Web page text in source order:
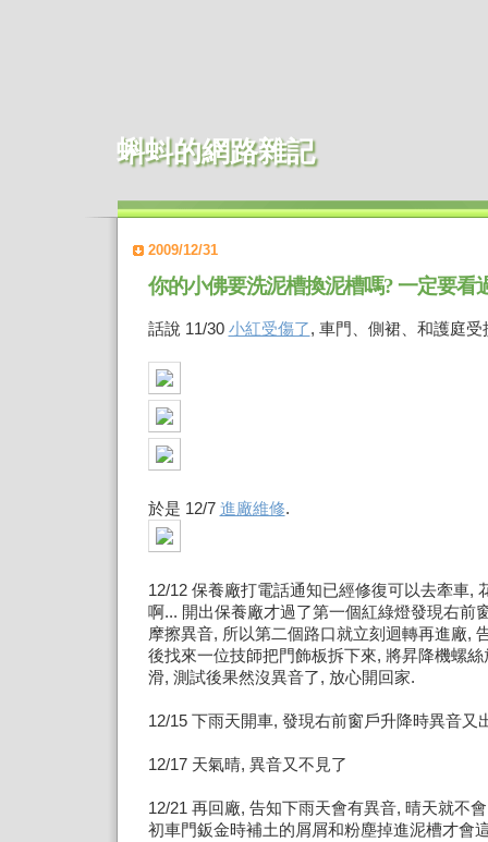
蝌蚪的網路雜記
2009/12/31
你的小佛要洗泥槽換泥槽嗎? 一定要看
話說 11/30 小紅受傷了, 車門、側裙、和護庭受
於是 12/7 進廠維修.
12/12 保養廠打電話通知已經修復可以去牽車,
啊... 開出保養廠才過了第一個紅綠燈發現右前
摩擦異音, 所以第二個路口就立刻迴轉再進廠,
後找來一位技師把門飾板拆下來, 將昇降機螺
滑, 測試後果然沒異音了, 放心開回家.
12/15 下雨天開車, 發現右前窗戶升降時異音又
12/17 天氣晴, 異音又不見了
12/21 再回廠, 告知下雨天會有異音, 晴天就不
初車門鈑金時補土的屑屑和粉塵掉進泥槽才會